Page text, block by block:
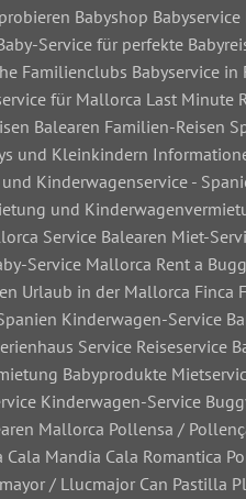
Babyshop
Service für perfekte
Familienclubs Babyservice in
für Mallorca Last Minute
Balearen Familien-Reisen
und Kleinkindern
Kinderwagenservice -
und
Service Balearen Miet-
Service Mallorca Rent a
Urlaub in der Mallorca Finca
Kinderwagen-Service
Service Reiseservice
Babyprodukte
Kinderwagen-Service
Mallorca Pollensa /
Mandia Cala Romantica
/ Llucmajor Can Pastilla